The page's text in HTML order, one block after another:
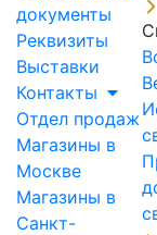
документы
Реквизиты
Выставки
Контакты
Отдел продаж
Магазины в
Москве
Магазины в
Санкт-